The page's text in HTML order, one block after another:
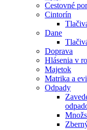
Cestovné
Cintorín
Dane
Doprava
Hlásenia v
Majetok
Matrika a
Odpady